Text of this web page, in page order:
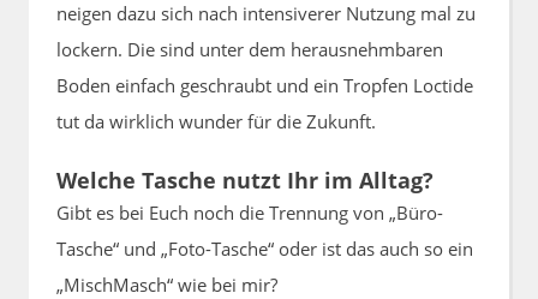
neigen dazu sich nach intensiverer Nutzung mal zu
lockern. Die sind unter dem herausnehmbaren
Boden einfach geschraubt und ein Tropfen Loctide
tut da wirklich wunder für die Zukunft.
Welche Tasche nutzt Ihr im Alltag?
Gibt es bei Euch noch die Trennung von „Büro-
Tasche“ und „Foto-Tasche“ oder ist das auch so ein
„MischMasch“ wie bei mir?